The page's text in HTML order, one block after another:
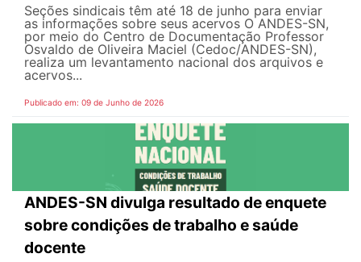
Seções sindicais têm até 18 de junho para enviar
as informações sobre seus acervos O ANDES-SN,
por meio do Centro de Documentação Professor
Osvaldo de Oliveira Maciel (Cedoc/ANDES-SN),
realiza um levantamento nacional dos arquivos e
acervos...
Publicado em: 09 de Junho de 2026
ANDES-SN divulga resultado de enquete
sobre condições de trabalho e saúde
docente